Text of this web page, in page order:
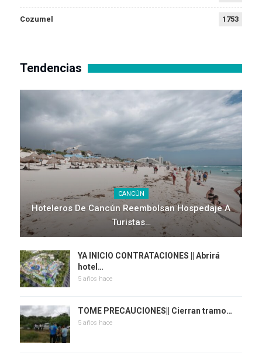
Cozumel 1753
Tendencias
CANCÚN
Hoteleros De Cancún Reembolsan Hospedaje A
Turistas…
YA INICIO CONTRATACIONES || Abrirá
hotel…
5 años hace
TOME PRECAUCIONES|| Cierran tramo…
5 años hace